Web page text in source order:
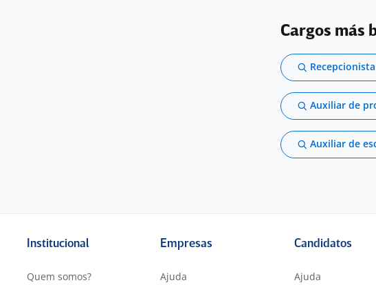
Cargos más
Recepcionista
Auxiliar de
Auxiliar de
Institucional
Quem somos?
Empresas
Ajuda
Candidatos
Ajuda